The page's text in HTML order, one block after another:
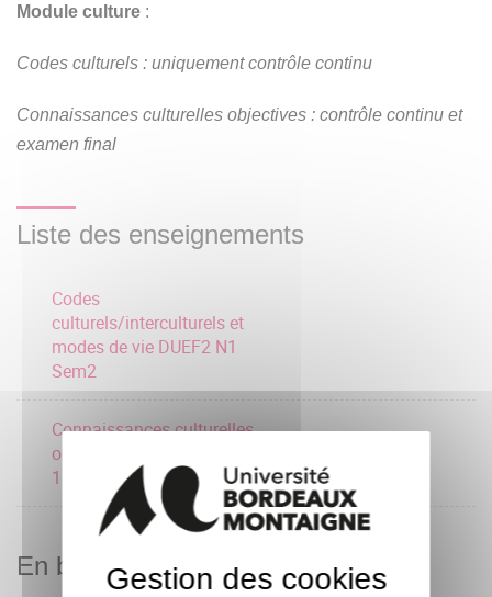
Module culture :
Codes culturels : uniquement contrôle continu
Connaissances culturelles objectives : contrôle continu et
examen final
Liste des enseignements
Codes
culturels/interculturels et
modes de vie DUEF2 N1
Sem2
Connaissances culturelles
objectives DUEF2 Niveau
1 Sem 2
En bref Gestion des cookies